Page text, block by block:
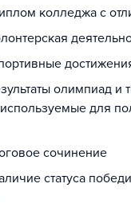
колледжа с
олимпиад и
для
сочинение
статуса